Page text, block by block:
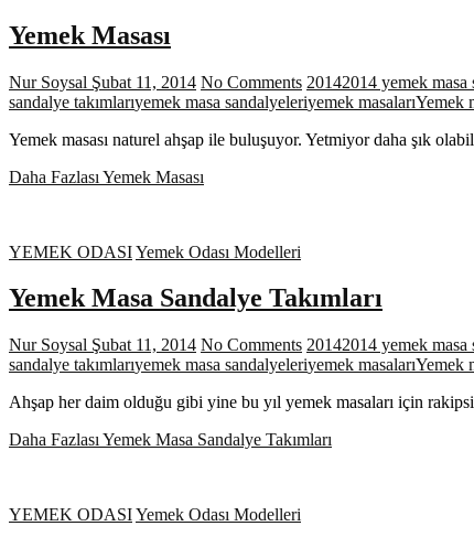
Yemek Masası
Nur Soysal Şubat 11, 2014 No Comments 20142014 yemek masa
sandalye takımlarıyemek masa sandalyeleriyemek masalarıYemek
Yemek masası naturel ahşap ile buluşuyor. Yetmiyor daha şık
Daha Fazlası Yemek Masası
YEMEK ODASIYemek Odası Modelleri
Yemek Masa Sandalye Takımları
Nur Soysal Şubat 11, 2014 No Comments 20142014 yemek masa
sandalye takımlarıyemek masa sandalyeleriyemek masalarıYemek
Ahşap her daim olduğu gibi yine bu yıl yemek masaları için
Daha Fazlası Yemek Masa Sandalye Takımları
YEMEK ODASIYemek Odası Modelleri